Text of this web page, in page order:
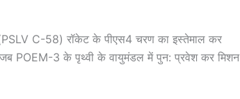
(PSLV C-58) रॉकेट के पीएस4 चरण का इस्तेमाल कर
जब POEM-3 के पृथ्वी के वायुमंडल में पुन: प्रवेश कर मिशन